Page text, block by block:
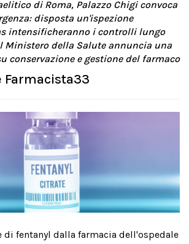
di Roma, Palazzo Chigi convoca
disposta un'ispezione
intensificheranno i controlli lungo
Ministero della Salute annuncia una
conservazione e gestione del farmaco
Farmacista33
fentanyl dalla farmacia dell'ospedale